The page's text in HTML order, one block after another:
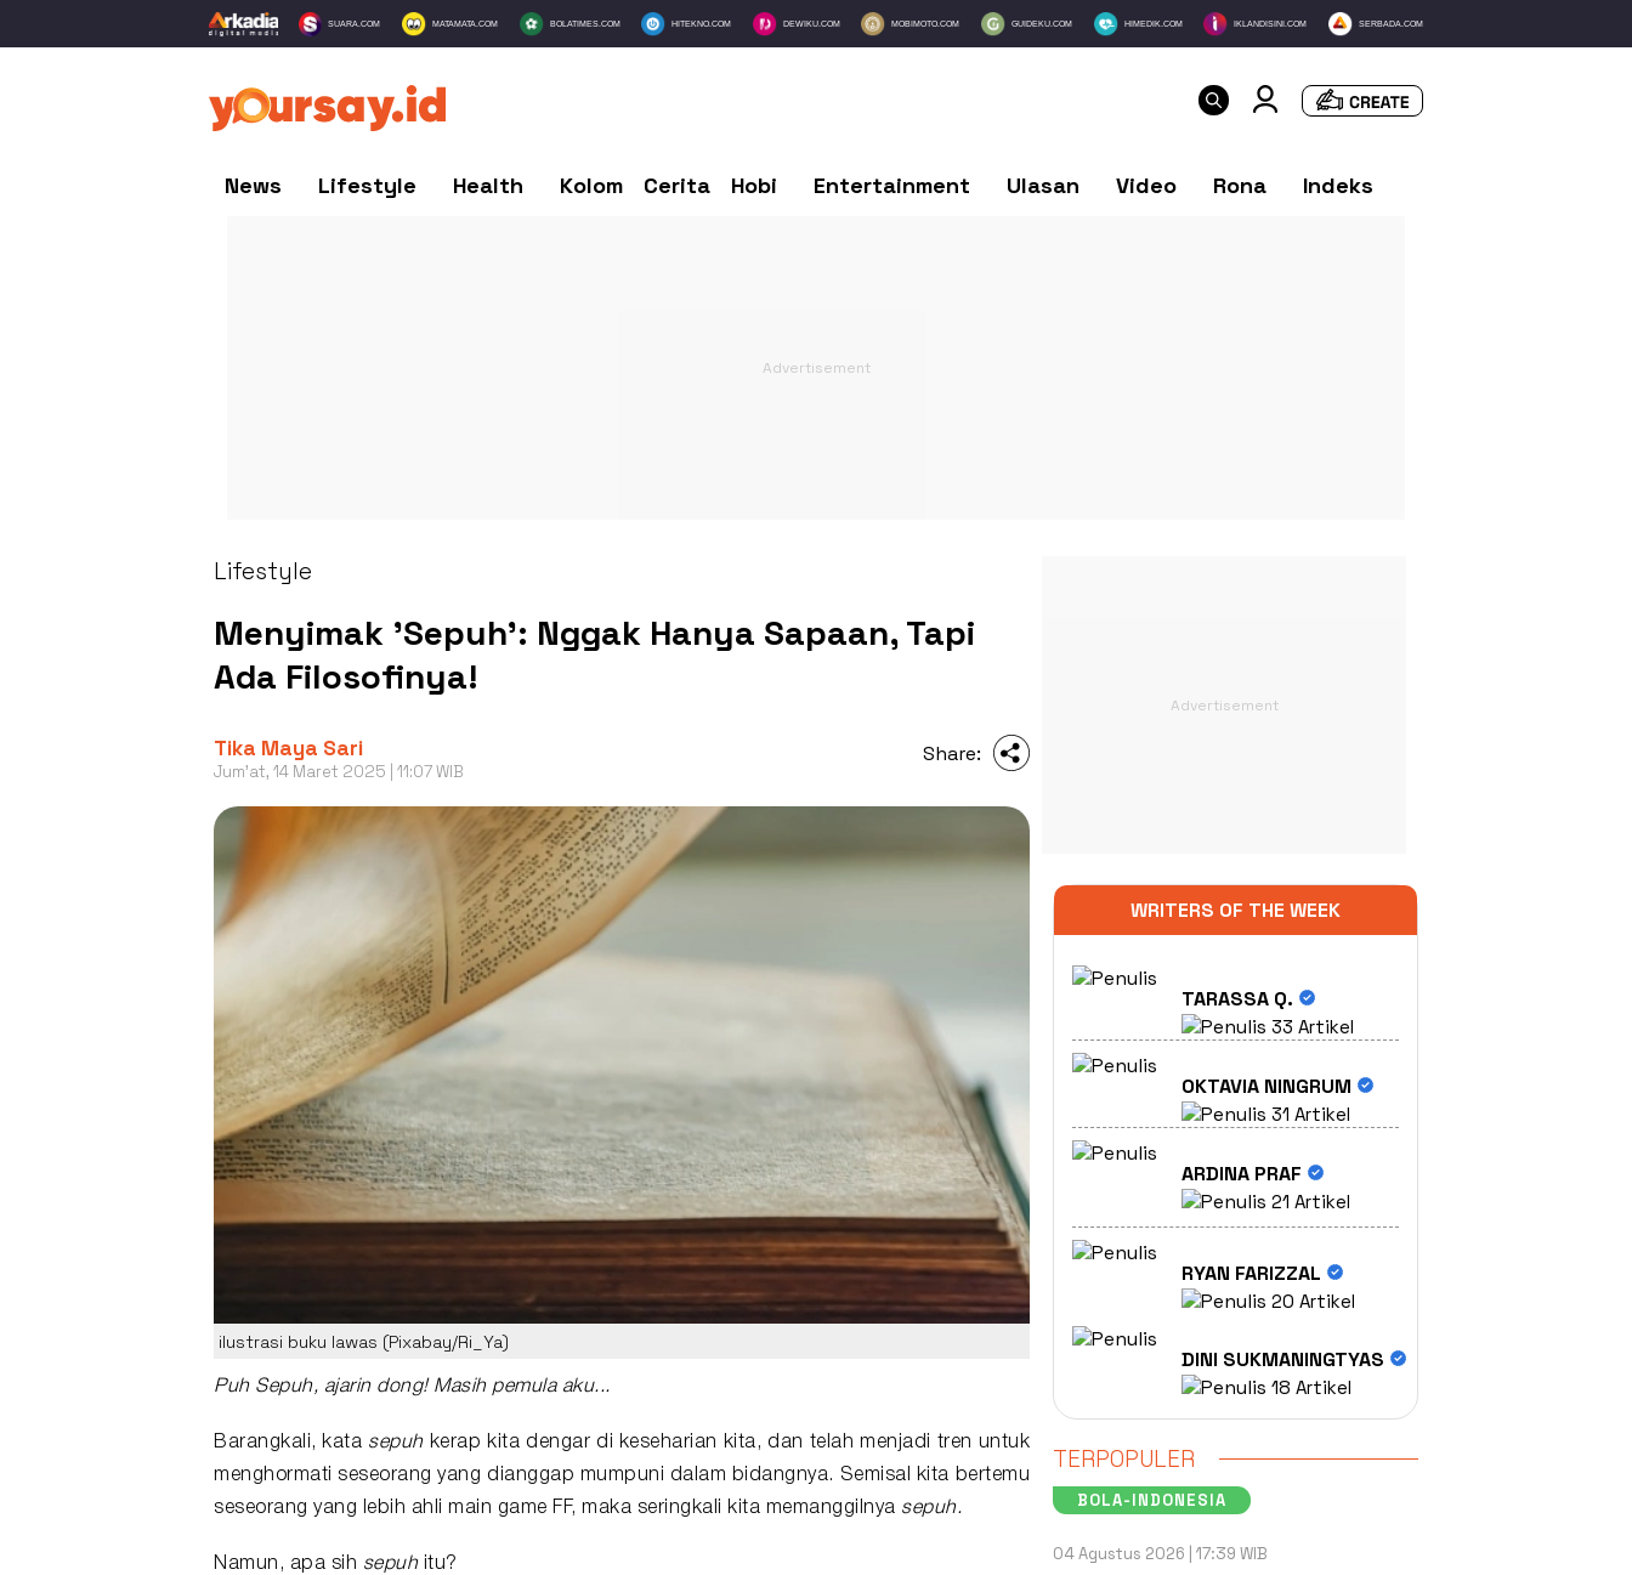
SUARA.COM MATAMATA.COM BOLATIMES.COM HITEKNO.COM DEWIKU.COM MOBIMOTO.COM GUIDEKU.COM HIMEDIK.COM IKLANDISINI.COM SERBADA.COM
News Lifestyle Health Kolom Cerita Hobi Entertainment Ulasan Video Rona Indeks
Lifestyle
Menyimak 'Sepuh': Nggak Hanya Sapaan, Tapi
Ada Filosofinya!
Tika Maya Sari
Jum'at, 14 Maret 2025 | 11:07 WIB
Share:
ilustrasi buku lawas (Pixabay/Ri_Ya)
Puh Sepuh, ajarin dong! Masih pemula aku...
Barangkali, kata sepuhkerap kita dengar di keseharian kita, dan telah menjadi tren untuk
menghormati seseorang yang dianggap mumpuni dalam bidangnya. Semisal kita bertemu
seseorang yang lebih ahli main game FF, maka seringkali kita memanggilnya sepuh.
Namun, apa sih sepuhitu?
WRITERS OF THE WEEK
TARASSA Q.
33 Artikel
OKTAVIA NINGRUM
31 Artikel
ARDINA PRAF
21 Artikel
RYAN FARIZZAL
20 Artikel
DINI SUKMANINGTYAS
18 Artikel
TERPOPULER
BOLA-INDONESIA
04 Agustus 2026 | 17:39 WIB